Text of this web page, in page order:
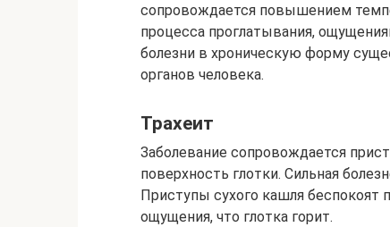
сопровождается повышением
процесса проглатывания,
болезни в хроническую форму
органов человека.
Трахеит
Заболевание сопровождается
поверхность глотки. Сильная
Приступы сухого кашля
ощущения, что глотка горит.